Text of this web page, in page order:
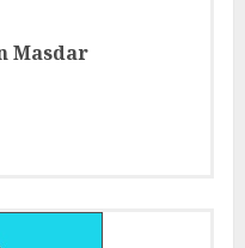
Masdar